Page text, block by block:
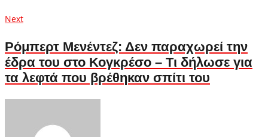
NextNext
Ρόμπερτ Μενέντεζ: Δεν παραχωρεί την
έδρα του στο Κογκρέσο – Τι δήλωσε για
τα λεφτά που βρέθηκαν σπίτι του